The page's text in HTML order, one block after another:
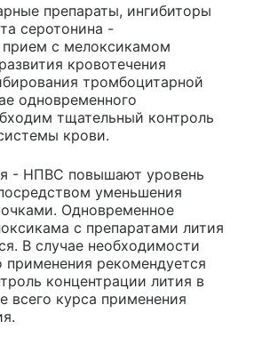
препараты, ингибиторы
серотонина -
с мелоксикамом
кровотечения
тромбоцитарной
одновременного
тщательный контроль
крови.
- НПВС повышают уровень
уменьшения
Одновременное
с препаратами лития
В случае необходимости
применения рекомендуется
концентрации лития в
всего курса применения